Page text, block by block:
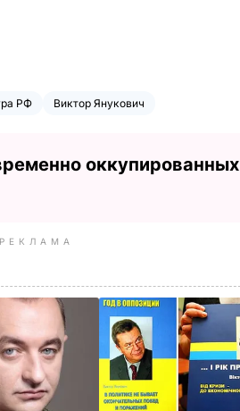
РФ Виктор Янукович
оккупированных
РЕКЛАМА